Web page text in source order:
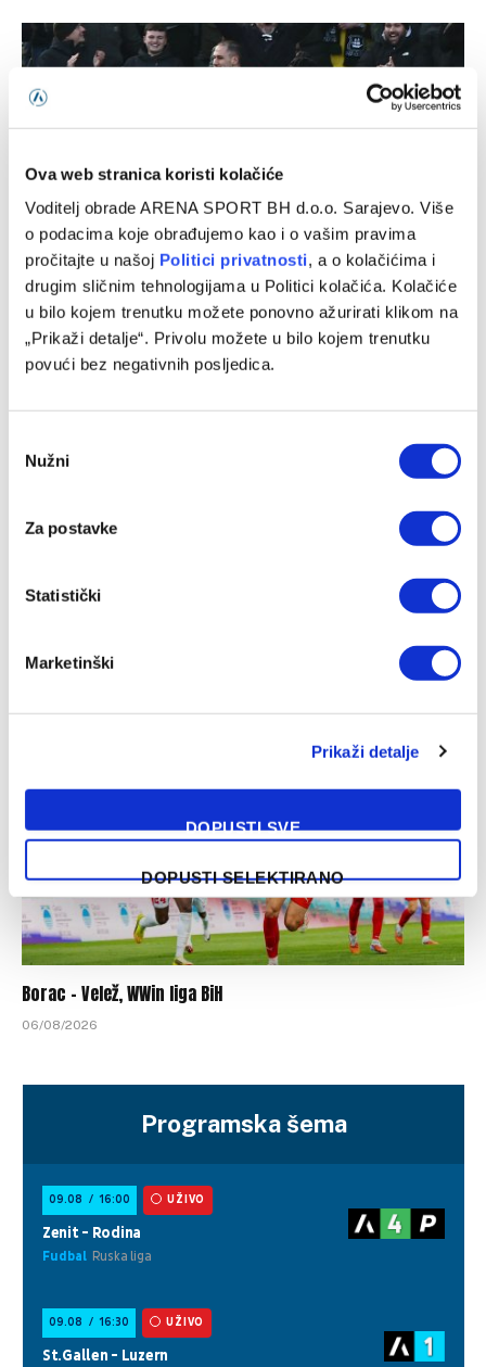
Ova web stranica koristi kolačiće
Voditelj obrade ARENA SPORT BH d.o.o. Sarajevo. Više
o podacima koje obrađujemo kao i o vašim pravima
pročitajte u našoj Politici privatnosti, a o kolačićima i
drugim sličnim tehnologijama u Politici kolačića. Kolačiće
u bilo kojem trenutku možete ponovno ažurirati klikom na
„Prikaži detalje“. Privolu možete u bilo kojem trenutku
povući bez negativnih posljedica.
Selection
Nužni
Za postavke
Statistički
Marketinški
Prikaži detalje
DOPUSTI SVE
DOPUSTI SELEKTIRANO
Plymouth – Exeter, Carabao Cup
07/08/2026
Borac – Velež, WWin liga BiH
06/08/2026
Programska šema